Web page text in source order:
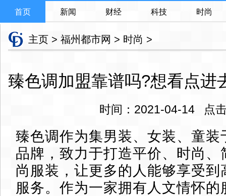
首页 新闻 财经 科技 时尚
主页 > 福州都市网 > 时尚 >
臻色调加盟靠谱吗?想看点进
时间：2021-04-14 点
臻色调作为集男装、女装、童
品牌，致力于打造平价、时尚
尚服装，让更多的人能够享受
服务。作为一家拥有人文情怀